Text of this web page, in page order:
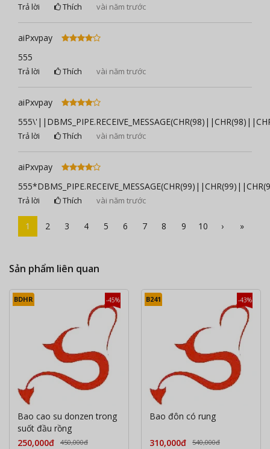
Trả lời Thích vài năm trước
aiPxvpay
555
Trả lời Thích vài năm trước
aiPxvpay
Trả lời Thích vài năm trước
aiPxvpay
Trả lời Thích vài năm trước
1 2 3 4 5 6 7 8 9 10 › »
Sản phẩm liên quan
-45%
BDHR
Bao cao su donzen trong
suốt đầu rồng
250,000đ
450,000đ
-43%
B241
Bao đôn có rung
310,000đ
540,000đ